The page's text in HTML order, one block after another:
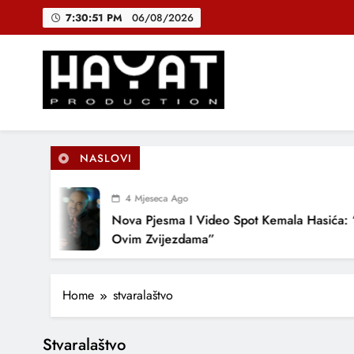
7:30:51 PM 06/08/2026
Hayat Production
Promocija domaće muzike
NASLOVI
4 Mjeseca Ago
Nova Pjesma I Video Spot Kemala Hasića:
Ovim Zvijezdama”
Home stvaralaštvo
Stvaralaštvo